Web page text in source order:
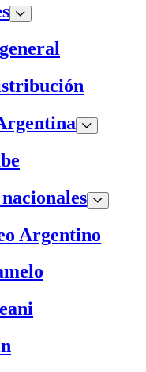
Argentino